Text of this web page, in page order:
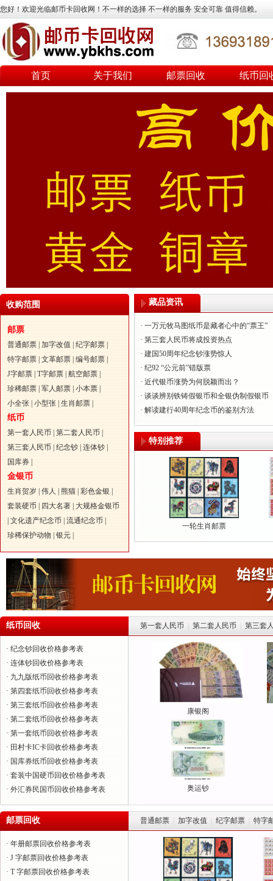
您好！欢迎光临邮币卡回收网！不一样的选择 不一样的服务 安全可靠 值得信赖。
首页 关于我们 邮票回收 纸币回
收购范围
邮票
普通邮票 加字改值 纪字邮票
特字邮票 文革邮票 编号邮票
J字邮票 T字邮票 航空邮票
珍稀邮票 军人邮票 小本票
小全张 小型张 生肖邮票
纸币
第一套人民币 第二套人民币
第三套人民币
纪念钞 连体钞
国库券
金银币
生肖贺岁 伟人 熊猫 彩色金银
套装硬币
四大名著
大规格金银币
文化遗产纪念币 流通纪念币
珍稀保护动物
银元
藏品资讯
· 一万元牧马图纸币是藏者心中的“票王”
· 第三套人民币将成投资热点
· 建国50周年纪念钞涨势惊人
· 纪92 “公元前”错版票
· 近代银币涨势为何脱颖而出？
· 谈谈辨别铁铸假银币和全银伪制假银币
· 解读建行40周年纪念币的鉴别方法
特别推荐
一轮生肖邮票
纸币回收 第一套人民币 第二套人民币 第三套
· 纪念钞回收价格参考表
· 连体钞回收价格参考表
· 九九版纸币回收价格参考表
· 第四套纸币回收价格参考表
· 第三套纸币回收价格参考表
· 第二套纸币回收价格参考表
· 第一套纸币回收价格参考表
· 田村卡IC卡回收价格参考表
· 国库券纸币回收价格参考表
· 套装中国硬币回收价格参考表
· 外汇券民国币回收价格参考表
康银阁
奥运钞
邮票回收 普通邮票 加字改值 纪字邮票 特字
· 年册邮票回收价格参考表
· J 字邮票回收价格参考表
· T 字邮票回收价格参考表